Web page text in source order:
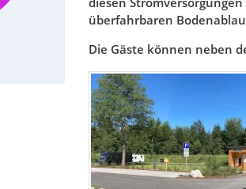
überfahrbaren
Die Gäste können neben